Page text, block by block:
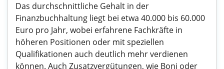
Das durchschnittliche Gehalt in der
Finanzbuchhaltung liegt bei etwa 40.000 bis 60.000
Euro pro Jahr, wobei erfahrene Fachkräfte in
höheren Positionen oder mit speziellen
Qualifikationen auch deutlich mehr verdienen
können. Auch Zusatzvergütungen, wie Boni oder